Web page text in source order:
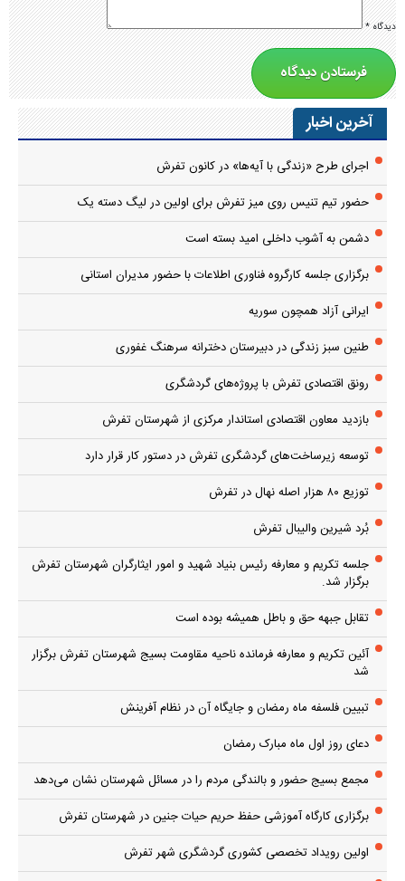
دیدگاه*
آخرین اخبار
اجرای طرح «زندگی با آیه‌ها» در کانون تفرش
حضور تیم تنیس روی میز تفرش برای اولین در لیگ دسته یک
دشمن به آشوب داخلی امید بسته است
برگزاری جلسه کارگروه فناوری اطلاعات با حضور مدیران استانی
ایرانی آزاد همچون سوریه
طنین سبز زندگی در دبیرستان دخترانه سرهنگ غفوری
رونق اقتصادی تفرش با پروژه‌های گردشگری
بازدید معاون اقتصادی استاندار مرکزی از شهرستان تفرش
توسعه زیرساخت‌های گردشگری تفرش در دستور کار قرار دارد
توزیع ۸۰ هزار اصله نهال در تفرش
بُرد شیرین والیبال تفرش
جلسه تکریم و معارفه رئیس بنیاد شهید و امور ایثارگران شهرستان تفرش
برگزار شد.
تقابل جبهه حق و باطل همیشه بوده است
آئین تکریم و معارفه فرمانده ناحیه مقاومت بسیج شهرستان تفرش برگزار
شد
تبیین فلسفه ماه رمضان و جایگاه آن در نظام آفرینش
دعای روز اول ماه مبارک رمضان
مجمع بسیج حضور و بالندگی مردم را در مسائل شهرستان نشان می‌دهد
برگزاری کارگاه آموزشی حفظ حریم حیات جنین در شهرستان تفرش
اولین رویداد تخصصی کشوری گردشگری شهر تفرش